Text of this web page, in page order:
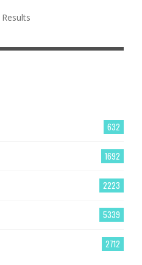
632
1692
2223
5339
2712